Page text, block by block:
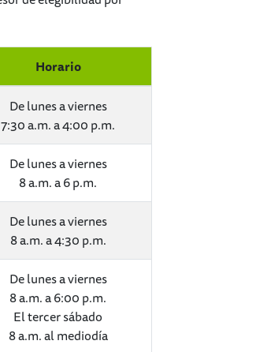
Horario
De lunes a viernes
7:30 a.m. a 4:00 p.m.
De lunes a viernes
8 a.m. a 6 p.m.
De lunes a viernes
8 a.m. a 4:30 p.m.
De lunes a viernes
8 a.m. a 6:00 p.m.
El tercer sábado
8 a.m. al mediodía